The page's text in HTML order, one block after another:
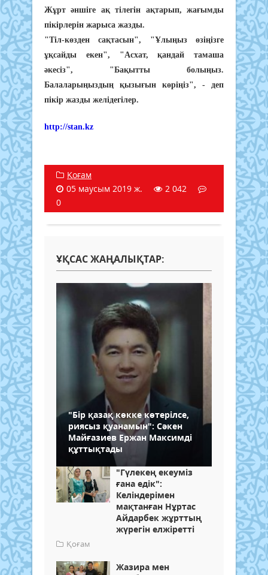
Жұрт әншіге ақ тілегін ақтарып, жағымды
пікірлерін жарыса жазды.
"Тіл-көзден сақтасын", "Ұлыңыз өзіңізге
ұқсайды екен", "Асхат, қандай тамаша
әкесіз", "Бақытты болыңыз.
Балаларыңыздың қызығын көріңіз", - деп
пікір жазды желідегілер.
http://stan.kz
Қоғам
05 маусым 2019 ж.
2 042
0
ҰҚСАС ЖАҢАЛЫҚТАР:
"Бір қазақ көкке көтерілсе,
риясыз қуанамын": Сәкен
Майғазиев Ержан Максимді
құттықтады
"Гүлекең екеуміз
ғана едік":
Келіндерімен
мақтанған Нұртас
Айдарбек жұрттың
жүрегін елжіретті
Қоғам
Жазира мен